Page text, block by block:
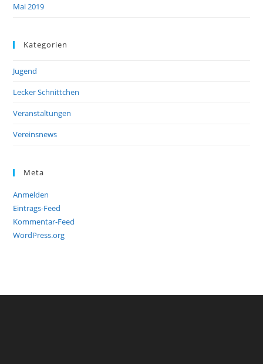
Mai 2019
Kategorien
Jugend
Lecker Schnittchen
Veranstaltungen
Vereinsnews
Meta
Anmelden
Eintrags-Feed
Kommentar-Feed
WordPress.org